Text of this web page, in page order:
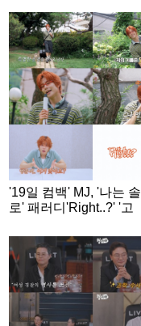
'19일 컴백' MJ, '나는 솔
로' 패러디'Right..?' '고